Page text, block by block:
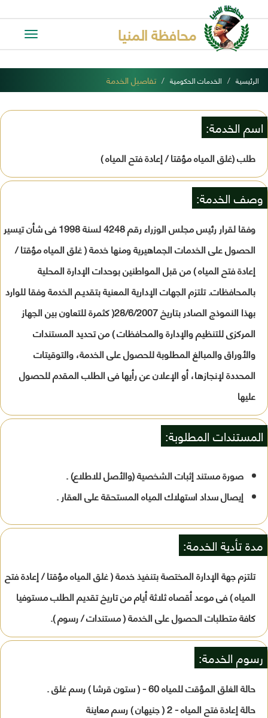
Toggle
محافظة المنيا
الرئيسية الخدمات الحكومية تفاصيل الخدمة
اسم الخدمة:
طلب (غلق المياه مؤقتا / إعادة فتح المياه )
وصف الخدمة:
وفقا لقرار رئيس مجلس الوزراء رقم 4248 لسنة 1998 فى شأن تيسير
الحصول على الخدمات الجماهيرية ومنها خدمة ( غلق المياه مؤقتا /
إعادة فتح المياه ) من قبل المواطنين بوحدات الإدارة المحلية
بالمحافظات. تلتزم الجهات الإدارية المعنية بتقديـم الخدمة وفقا للوارد
بهذا النموذج الصادر بتاريخ 28/6/2007( كثمرة للتعاون بين الجهاز
المركزى للتنظيم والإدارة والمحافظات ) من تحديد المستندات
والأوراق والمبالغ المطلوبة للحصول على الخدمة، والتوقيتات
المحددة لإنجازها، أو الإعلان عن رأيها فى الطلب المقدم للحصول
عليها
المستندات المطلوبة:
صورة مستند إثبات الشخصية (والأصل للاطلاع) .
إيصال سداد استهلاك المياه المستحقة على العقار .
مدة تأدية الخدمة:
تلتزم جهة الإدارة المختصة بتنفيذ خدمة ( غلق المياه مؤقتا / إعادة فتح
المياه ) فى موعد أقصاه ثلاثة أيام من تاريخ تقديم الطلب مستوفيا
كافة متطلبات الحصول على الخدمة ( مستندات / رسوم ).
رسوم الخدمة:
حالة الغلق المؤقت للمياه 60 - ( ستون قرشا ) رسم غلق .
حالة إعادة فتح المياه - 2 ( جنيهان ) رسم معاينة